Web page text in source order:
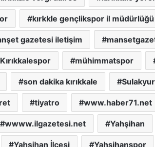
kırkkle gençlikspor il müdürlüğü
gazetesi iletişim
mühimmatspor
son dakika kırıkkale
tiyatro www.haber71.net
wwww.ilgazetesi.net Yahşihan
Yahşihan İlçesi Yahşihanspor